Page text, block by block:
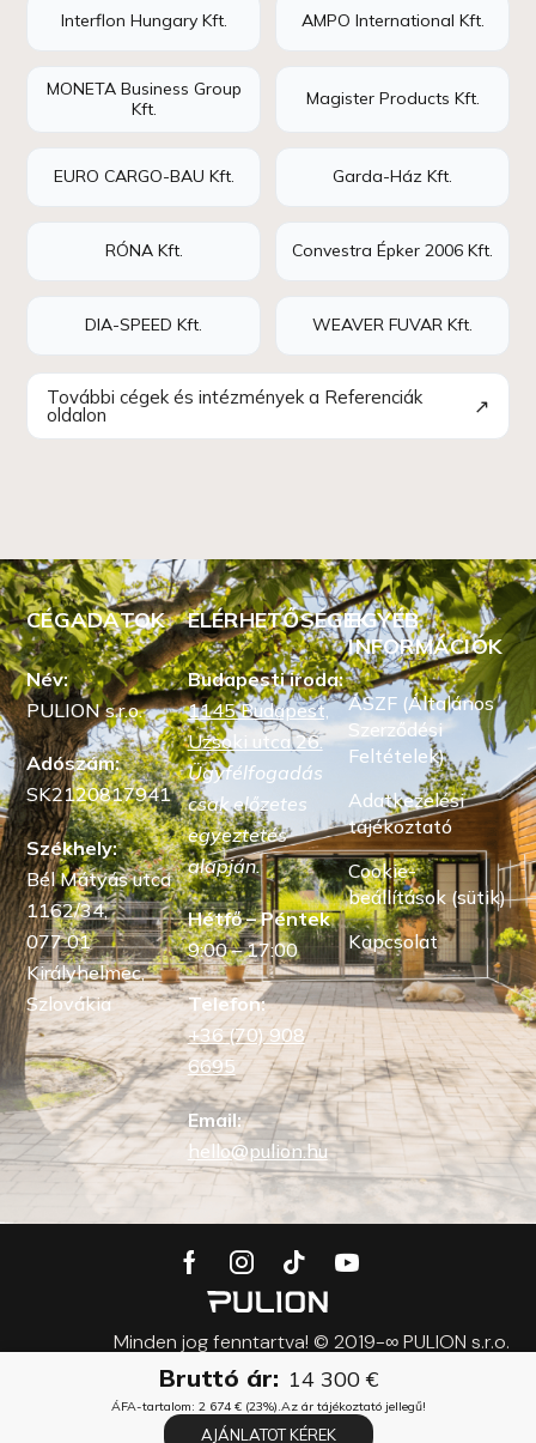
Bruttó ár: 14 300€
ÁFA-tartalom: 2 674 €(23%).Az ár tájékoztató jellegű!
AJÁNLATOT KÉREK
Interflon Hungary Kft. AMPO International Kft.
MONETA Business Group
Kft.
Magister Products Kft.
EURO CARGO-BAU Kft. Garda-Ház Kft.
RÓNA Kft. Convestra Épker 2006 Kft.
DIA-SPEED Kft. WEAVER FUVAR Kft.
További cégek és intézmények a Referenciák
oldalon ↗
CÉGADATOK
Név:
PULION s.r.o.
Adószám:
SK2120817941
Székhely:
Bél Mátyás utca
1162/34,
077 01
Királyhelmec,
Szlovákia
ELÉRHETŐSÉGEK
Budapesti iroda:
1145 Budapest,
Uzsoki utca 26.
Ügyfélfogadás
csak előzetes
egyeztetés
alapján.
Hétfő – Péntek
9:00 – 17:00
Telefon:
+36 (70) 908
6695
Email:
hello@pulion.hu
EGYÉB
INFORMÁCIÓK
ÁSZF (Általános
Szerződési
Feltételek)
Adatkezelési
tájékoztató
Cookie-
beállítások (sütik)
Kapcsolat
Minden jog fenntartva! © 2019-∞ PULION s.r.o.